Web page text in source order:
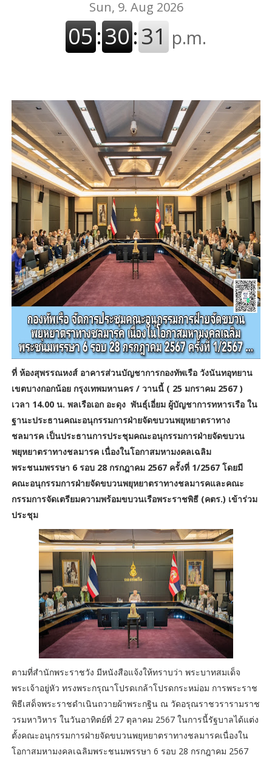
ที่ ห้องสุพรรณหงส์ อาคารส่วนบัญชาการกองทัพเรือ วังนันทอุทยาน
เขตบางกอกน้อย กรุงเทพมหานคร / วานนี้ ( 25 มกราคม 2567 )
เวลา 14.00 น. พลเรือเอก อะดุง พันธุ์เอี่ยม ผู้บัญชาการทหารเรือ ใน
ฐานะประธานคณะอนุกรรมการฝ่ายจัดขบวนพยุหยาตราทาง
ชลมารค เป็นประธานการประชุมคณะอนุกรรมการฝ่ายจัดขบวน
พยุหยาตราทางชลมารค เนื่องในโอกาสมหามงคลเฉลิม
พระชนมพรรษา 6 รอบ 28 กรกฎาคม 2567 ครั้งที่ 1/2567 โดยมี
คณะอนุกรรมการฝ่ายจัดขบวนพยุหยาตราทางชลมารคและคณะ
กรรมการจัดเตรียมความพร้อมขบวนเรือพระราชพิธี (คตร.) เข้าร่วม
ประชุม
ตามที่สำนักพระราชวัง มีหนังสือแจ้งให้ทราบว่า พระบาทสมเด็จ
พระเจ้าอยู่หัว ทรงพระกรุณาโปรดเกล้าโปรดกระหม่อม การพระราช
พิธีเสด็จพระราชดำเนินถวายผ้าพระกฐิน ณ วัดอรุณราชวรารามราช
วรมหาวิหาร ในวันอาทิตย์ที่ 27 ตุลาคม 2567 ในการนี้รัฐบาลได้แต่ง
ตั้งคณะอนุกรรมการฝ่ายจัดขบวนพยุหยาตราทางชลมารคเนื่องใน
โอกาสมหามงคลเฉลิมพระชนมพรรษา 6 รอบ 28 กรกฎาคม 2567